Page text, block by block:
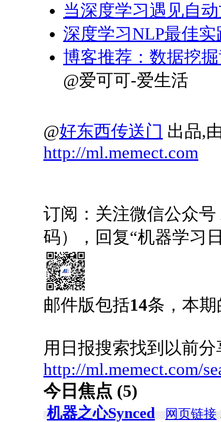
当深度学习遇见自
深度学习NLP最佳
博客推荐：数据挖
@爱可可-爱生活
@好东西传送门 出品,
http://ml.memect.com
订阅：关注微信公众
码），回复“机器学习
邮件版包括14条，本期
用日报搜索找到以前
http://ml.memect.com/
今日焦点 (5)
机器之心Synced 网页链接